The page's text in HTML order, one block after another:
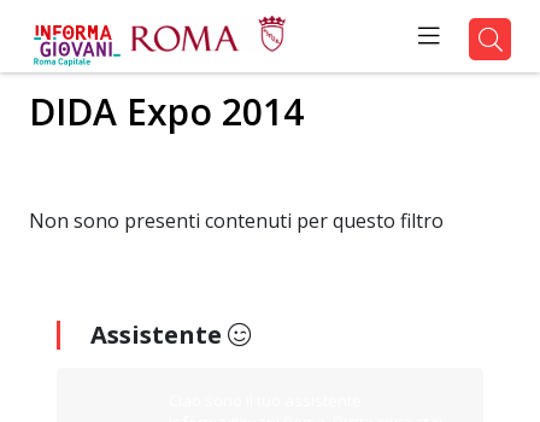
DIDA Expo 2014
Non sono presenti contenuti per questo filtro
Assistente